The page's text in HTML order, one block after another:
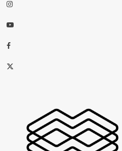
Instagram
Youtube
Facebook
X